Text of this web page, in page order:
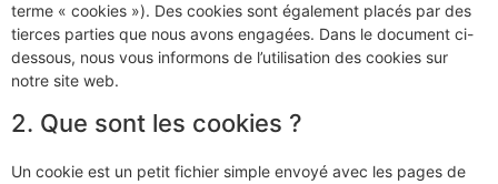
terme « cookies »). Des cookies sont également placés par des
tierces parties que nous avons engagées. Dans le document ci-
dessous, nous vous informons de l’utilisation des cookies sur
notre site web.
2. Que sont les cookies ?
Un cookie est un petit fichier simple envoyé avec les pages de